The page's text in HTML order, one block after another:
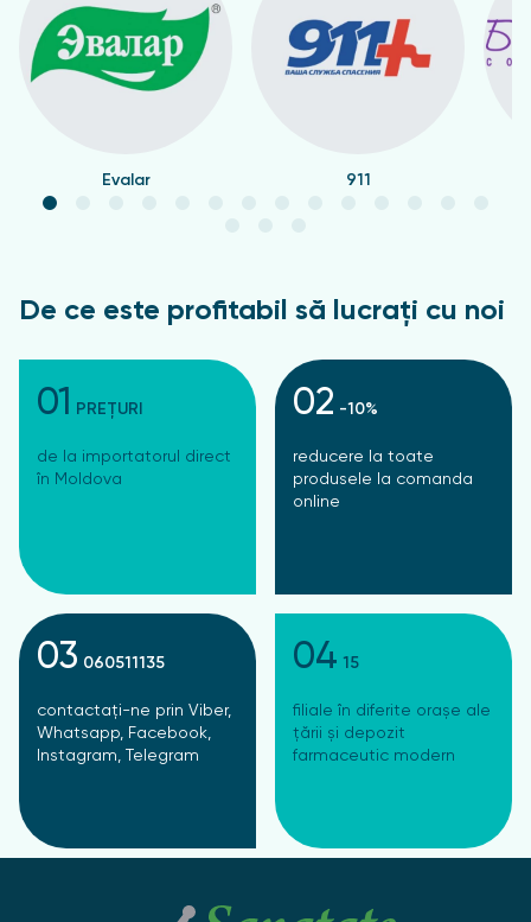
Evalar 911
De ce este profitabil să lucrați cu noi
01 PREȚURI
de la importatorul direct
în Moldova
02 -10%
reducere la toate
produsele la comanda
online
03 060511135
contactați-ne prin Viber,
Whatsapp, Facebook,
Instagram, Telegram
04 15
filiale în diferite orașe ale
țării și depozit
farmaceutic modern